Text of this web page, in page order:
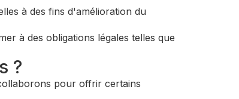
à des fins d'amélioration du
à des obligations légales telles que
?
pour offrir certains